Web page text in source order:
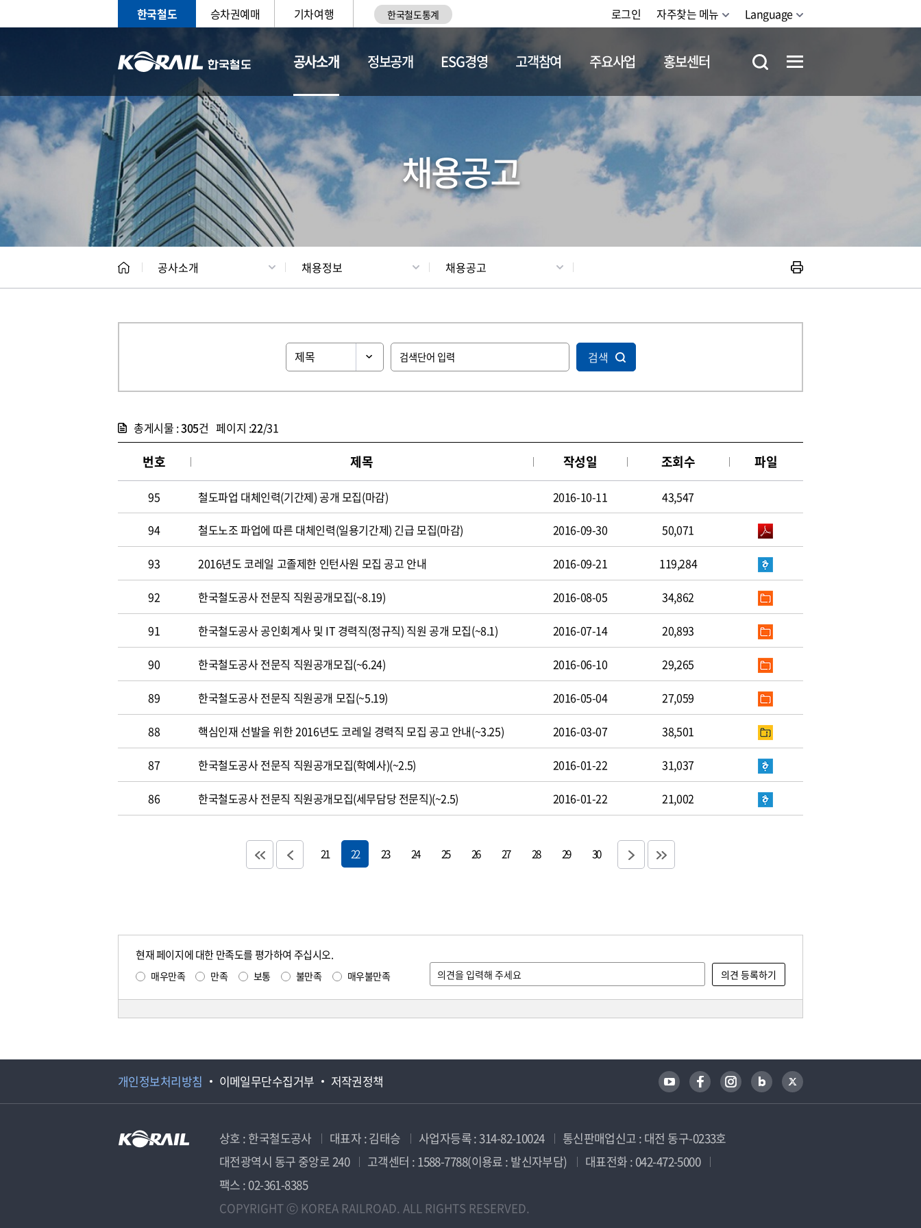
한국철도 승차권예매 기차여행 한국철도통계 로그인 자주찾는 메뉴 Language
공사소개
CEO 일반현황 채용정보
정보공개 ESG경영 고객참여 주요사업 홍보센터
채용공고
공사소개 채용정보 채용공고
검색
총게시물 :305건 페이지 :22/31
번호 제목 작성일 조회수 파일
95 철도파업 대체인력(기간제) 공개 모집(마감) 2016-10-11
43,547
94
철도노조 파업에 따른 대체인력(일용기간제) 긴급 모집(마감) 2016-09-30 50,071
93 2016년도 코레일 고졸제한 인턴사원 모집 공고 안내 2016-09-21 119,284
92 한국철도공사 전문직 직원공개모집(~8.19) 2016-08-05 34,862
91 한국철도공사 공인회계사 및 IT 경력직(정규직) 직원 공개 모집(~8.1) 2016-07-14 20,893
90 한국철도공사 전문직 직원공개모집(~6.24) 2016-06-10 29,265
89 한국철도공사 전문직 직원공개 모집(~5.19) 2016-05-04 27,059
88 핵심인재 선발을 위한 2016년도 코레일 경력직 모집 공고 안내(~3.25) 2016-03-07 38,501
87 한국철도공사 전문직 직원공개모집(학예사)(~2.5) 2016-01-22 31,037
86 한국철도공사 전문직 직원공개모집(세무담당 전문직)(~2.5) 2016-01-22 21,002
21 22 23 24 25 26 27 28 29 30
현재 페이지에 대한 만족도를 평가하여 주십시오.
매우만족 만족 보통 불만족 매우불만족
개인정보처리방침 이메일무단수집거부 저작권정책
상호 : 한국철도공사 대표자 : 김태승 사업자등록 : 314-82-10024
통신판매업신고 : 대전 동구-0233호
대전광역시 동구 중앙로 240
고객센터 : 1588-7788(이용료 : 발신자부담)
대표전화 : 042-472-5000
팩스 : 02-361-8385
COPYRIGHT ⓒ KOREA RAILROAD. ALL RIGHTS RESERVED.